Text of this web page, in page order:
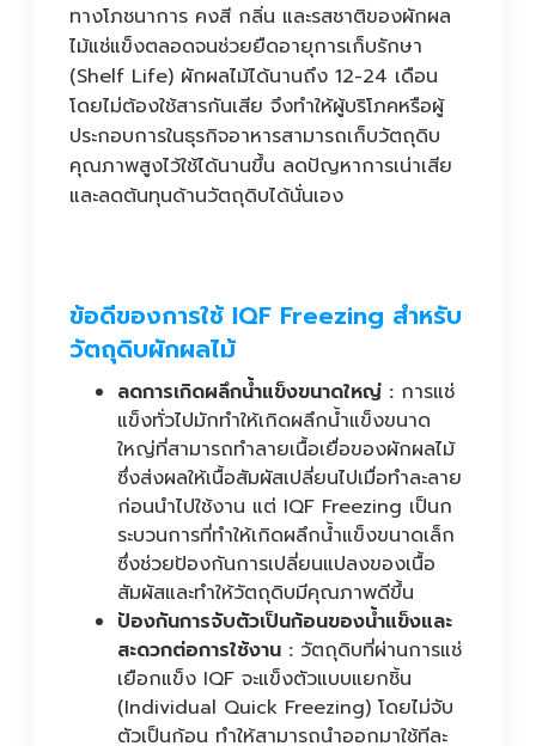
ทางโภชนาการ คงสี กลิ่น และรสชาติของผักผล
ไม้แช่แข็งตลอดจนช่วยยืดอายุการเก็บรักษา
(Shelf Life) ผักผลไม้ได้นานถึง 12-24 เดือน
โดยไม่ต้องใช้สารกันเสีย จึงทำให้ผู้บริโภคหรือผู้
ประกอบการในธุรกิจอาหารสามารถเก็บวัตถุดิบ
คุณภาพสูงไว้ใช้ได้นานขึ้น ลดปัญหาการเน่าเสีย
และลดต้นทุนด้านวัตถุดิบได้นั่นเอง
ข้อดีของการใช้ IQF Freezing สำหรับ
วัตถุดิบผักผลไม้
ลดการเกิดผลึกน้ำแข็งขนาดใหญ่ : การแช่
แข็งทั่วไปมักทำให้เกิดผลึกน้ำแข็งขนาด
ใหญ่ที่สามารถทำลายเนื้อเยื่อของผักผลไม้
ซึ่งส่งผลให้เนื้อสัมผัสเปลี่ยนไปเมื่อทำละลาย
ก่อนนำไปใช้งาน แต่ IQF Freezing เป็นก
ระบวนการที่ทำให้เกิดผลึกน้ำแข็งขนาดเล็ก
ซึ่งช่วยป้องกันการเปลี่ยนแปลงของเนื้อ
สัมผัสและทำให้วัตถุดิบมีคุณภาพดีขึ้น
ป้องกันการจับตัวเป็นก้อนของน้ำแข็งและ
สะดวกต่อการใช้งาน : วัตถุดิบที่ผ่านการแช่
เยือกแข็ง IQF จะแข็งตัวแบบแยกชิ้น
(Individual Quick Freezing) โดยไม่จับ
ตัวเป็นก้อน ทำให้สามารถนำออกมาใช้ทีละ